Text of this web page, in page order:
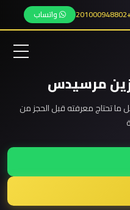
واتساب
مرسيدس
تحتاج معرفته قبل الحجز من